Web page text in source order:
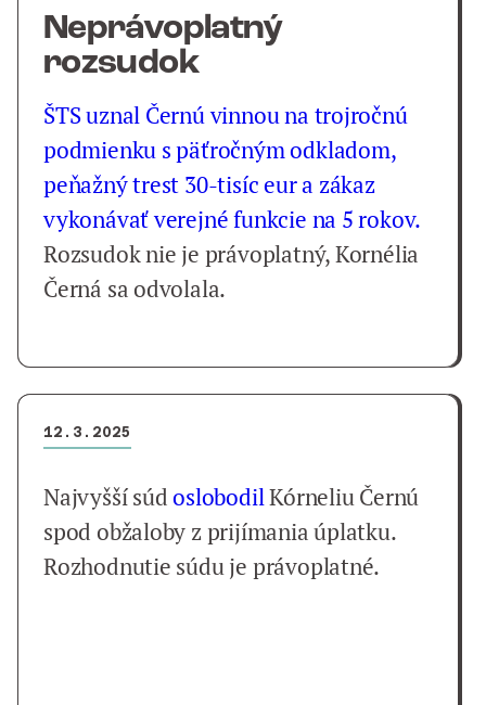
Neprávoplatný
rozsudok
ŠTS uznal Černú vinnou na trojročnú
podmienku s päťročným odkladom,
peňažný trest 30-tisíc eur a zákaz
vykonávať verejné funkcie na 5 rokov.
Rozsudok nie je právoplatný, Kornélia
Černá sa odvolala.
12.3.2025
Najvyšší súdoslobodilKórneliu Černú
spod obžaloby z prijímania úplatku.
Rozhodnutie súdu je právoplatné.